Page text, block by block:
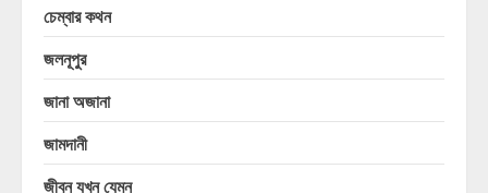
চেম্বার কথন
জলনূপুর
জানা অজানা
জামদানী
জীবন যখন যেমন